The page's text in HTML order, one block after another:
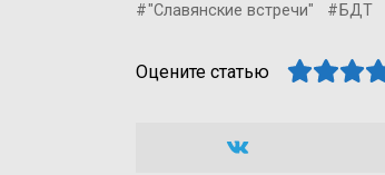
"Славянские встречи" БДТ
Оцените статью